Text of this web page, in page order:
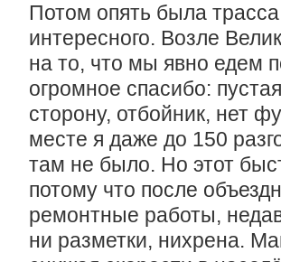
Потом опять была
интересного. Возле
на то, что мы явно едем
огромное спасибо:
сторону, отбойник, нет
месте я даже до 150
там не было. Но этот
потому что после
ремонтные работы,
ни разметки, нихрена.